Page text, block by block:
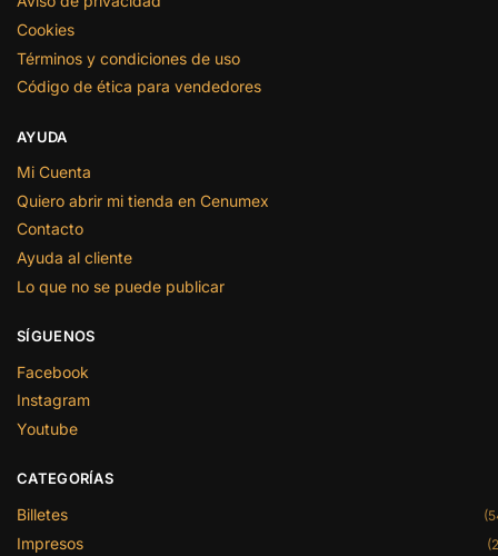
Cookies
Términos y condiciones de uso
Código de ética para vendedores
AYUDA
Mi Cuenta
Quiero abrir mi tienda en Cenumex
Contacto
Ayuda al cliente
Lo que no se puede publicar
SÍGUENOS
Facebook
Instagram
Youtube
CATEGORÍAS
Billetes
Impresos